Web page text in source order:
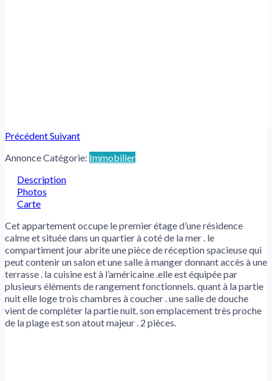
PrécédentSuivant
Annonce Catégorie: Immobilier
Description
Photos
Carte
Cet appartement occupe le premier étage d’une résidence
calme et située dans un quartier à coté de la mer . le
compartiment jour abrite une pièce de réception spacieuse qui
peut contenir un salon et une salle à manger donnant accès à une
terrasse . la cuisine est à l’américaine .elle est équipée par
plusieurs éléments de rangement fonctionnels. quant à la partie
nuit elle loge trois chambres à coucher . une salle de douche
vient de compléter la partie nuit. son emplacement très proche
de la plage est son atout majeur . 2 pièces.